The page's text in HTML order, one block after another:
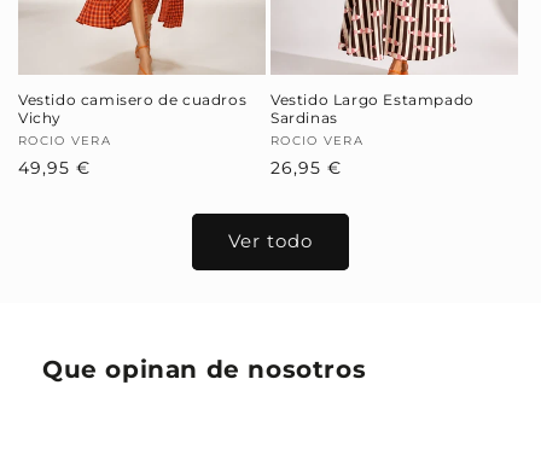
Vestido camisero de cuadros
Vichy
Proveedor:
ROCIO VERA
Precio
49,95 €
Vestido Largo Estampado
Sardinas
Proveedor:
ROCIO VERA
Precio
26,95 €
Ver todo
Que opinan de nosotros